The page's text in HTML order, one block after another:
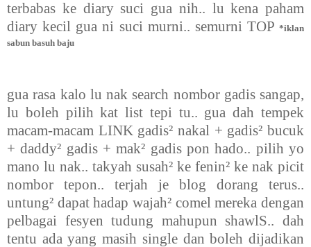
terbabas ke diary suci gua nih.. lu kena paham
diary kecil gua ni suci murni.. semurni TOP *iklan
sabun basuh baju
gua rasa kalo lu nak search nombor gadis sangap,
lu boleh pilih kat list tepi tu.. gua dah tempek
macam-macam LINK gadis² nakal + gadis² bucuk
+ daddy² gadis + mak² gadispon hado.. pilih yo
mano lu nak.. takyah susah² ke fenin² ke nak picit
nombor tepon.. terjah je blog dorang terus..
untung² dapat hadap wajah² comel mereka dengan
pelbagai fesyen tudung mahupun shawlS.. dah
tentu ada yang masih single dan boleh dijadikan